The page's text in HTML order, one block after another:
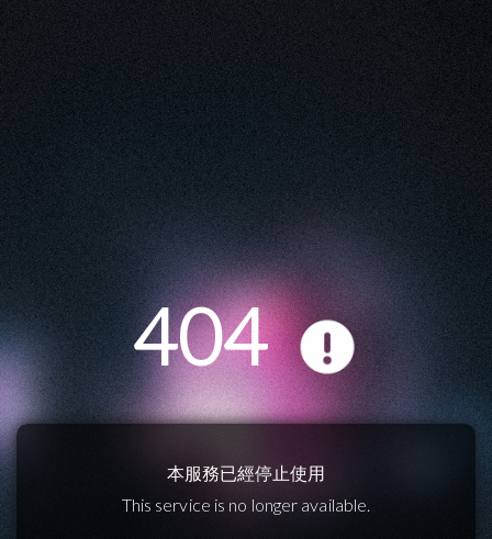
404
本服務已經停止使用
This service is no longer available.